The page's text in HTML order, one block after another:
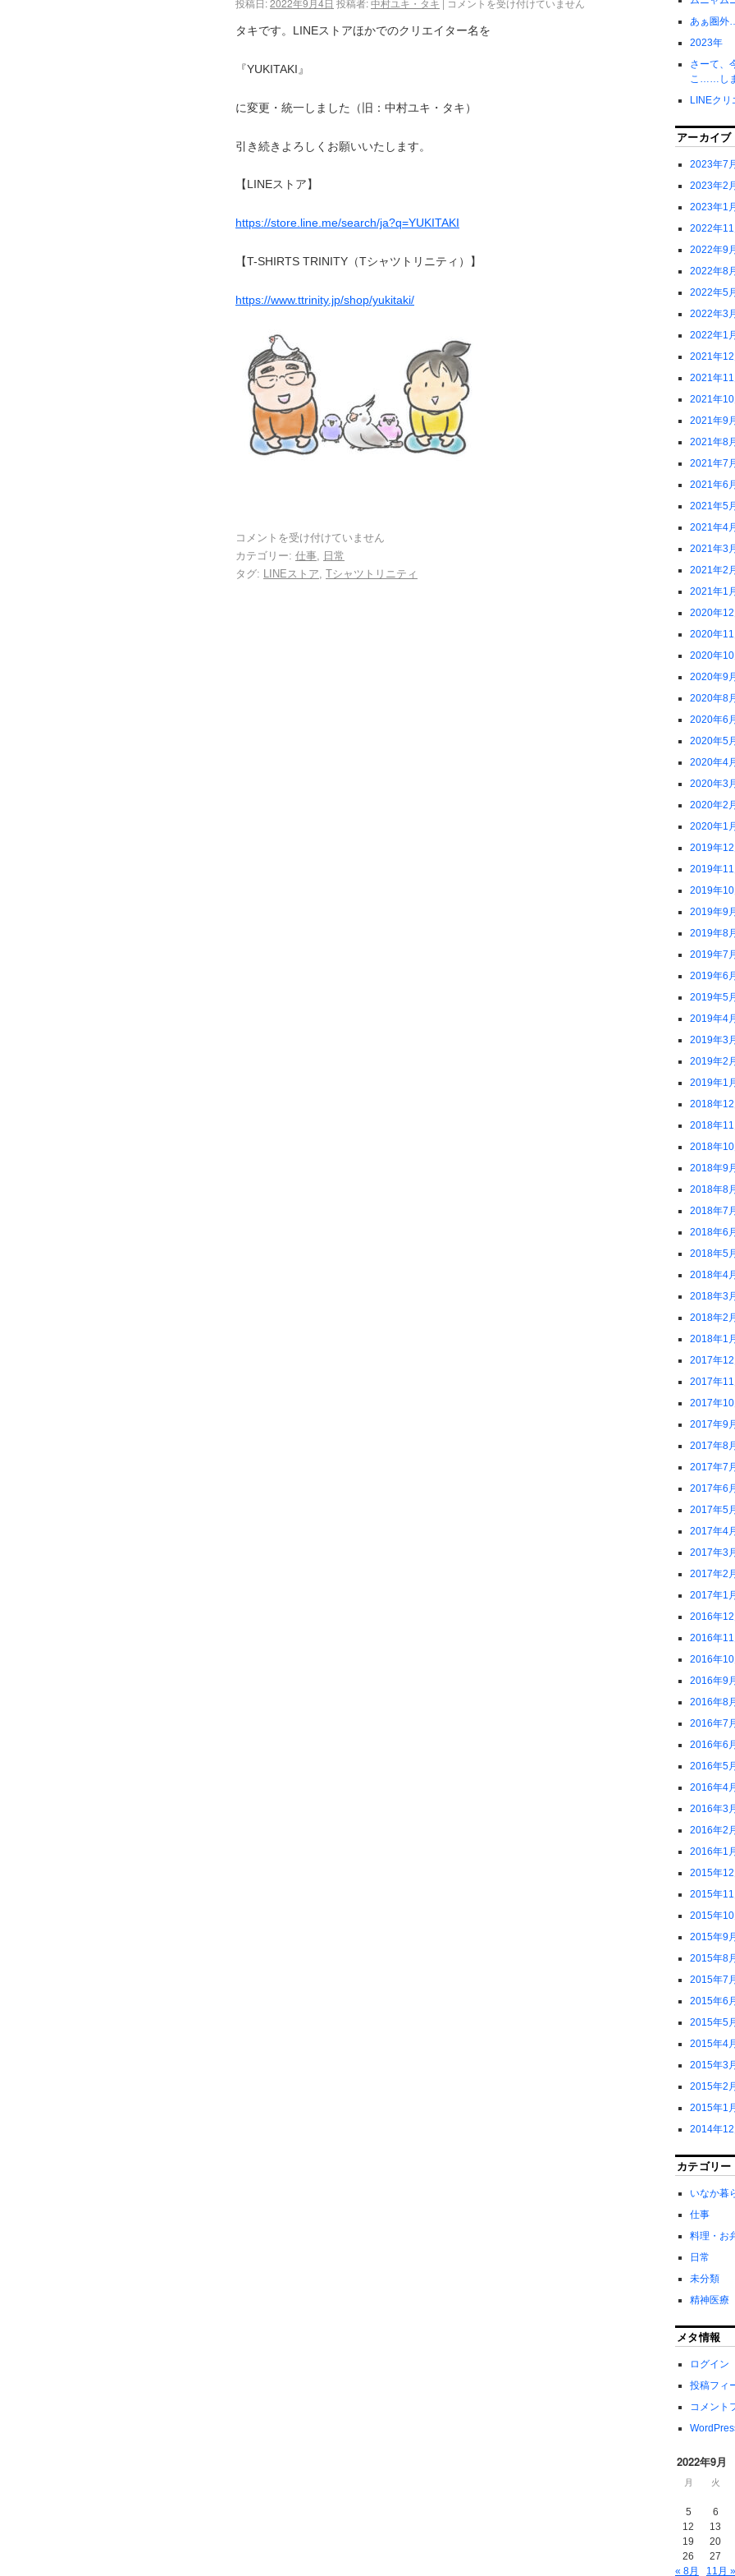
投稿日:2022年9月4日 投稿者:中村ユキ・タキ コメントを受け付けていません
タキです。LINEストアほかでのクリエイター名を
『YUKITAKI』
に変更・統一しました（旧：中村ユキ・タキ）
引き続きよろしくお願いいたします。
【LINEストア】
https://store.line.me/search/ja?q=YUKITAKI
【T-SHIRTS TRINITY（Tシャツトリニティ）】
https://www.ttrinity.jp/shop/yukitaki/
コメントを受け付けていません
カテゴリー: 仕事, 日常
タグ: LINEストア, Tシャツトリニティ
あぁ圏
2023年
さーて、
こ……し
LINEク
アーカイブ
2023年7月
2023年2月
2023年1月
2022年11
2022年9月
2022年8月
2022年5月
2022年3月
2022年1月
2021年12
2021年11
2021年10
2021年9月
2021年8月
2021年7月
2021年6月
2021年5月
2021年4月
2021年3月
2021年2月
2021年1月
2020年12
2020年11
2020年10
2020年9月
2020年8月
2020年6月
2020年5月
2020年4月
2020年3月
2020年2月
2020年1月
2019年12
2019年11
2019年10
2019年9月
2019年8月
2019年7月
2019年6月
2019年5月
2019年4月
2019年3月
2019年2月
2019年1月
2018年12
2018年11
2018年10
2018年9月
2018年8月
2018年7月
2018年6月
2018年5月
2018年4月
2018年3月
2018年2月
2018年1月
2017年12
2017年11
2017年10
2017年9月
2017年8月
2017年7月
2017年6月
2017年5月
2017年4月
2017年3月
2017年2月
2017年1月
2016年12
2016年11
2016年10
2016年9月
2016年8月
2016年7月
2016年6月
2016年5月
2016年4月
2016年3月
2016年2月
2016年1月
2015年12
2015年11
2015年10
2015年9月
2015年8月
2015年7月
2015年6月
2015年5月
2015年4月
2015年3月
2015年2月
2015年1月
2014年12
カテゴリー
いなか暮
仕事
料理・お
日常
未分類
精神医療
メタ情報
ログイン
投稿フィ
コメント
2022年9月
月 火
5
6
12
13
19
20
26
27
« 8月
11月 »